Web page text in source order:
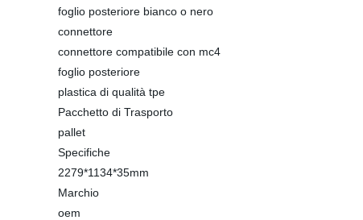
foglio posteriore bianco o nero
connettore
connettore compatibile con mc4
foglio posteriore
plastica di qualità tpe
Pacchetto di Trasporto
pallet
Specifiche
2279*1134*35mm
Marchio
oem